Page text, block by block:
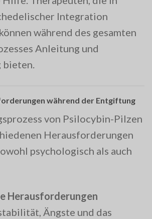
Integration
während des gesamten
Anleitung und
bieten.
während der Entgiftung
von Psilocybin-Pilzen
Herausforderungen
psychologisch als auch
Herausforderungen
Ängste und das